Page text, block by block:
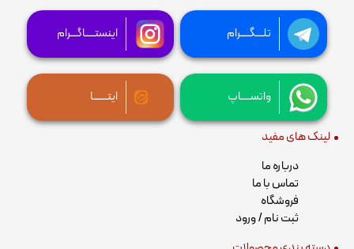
تلـــگــــرام اینستــــاگـــرام
واتســــاپ ایتــــــا
لینک های مفید
درباره ما
تماس با ما
فروشگاه
ثبت نام / ورود